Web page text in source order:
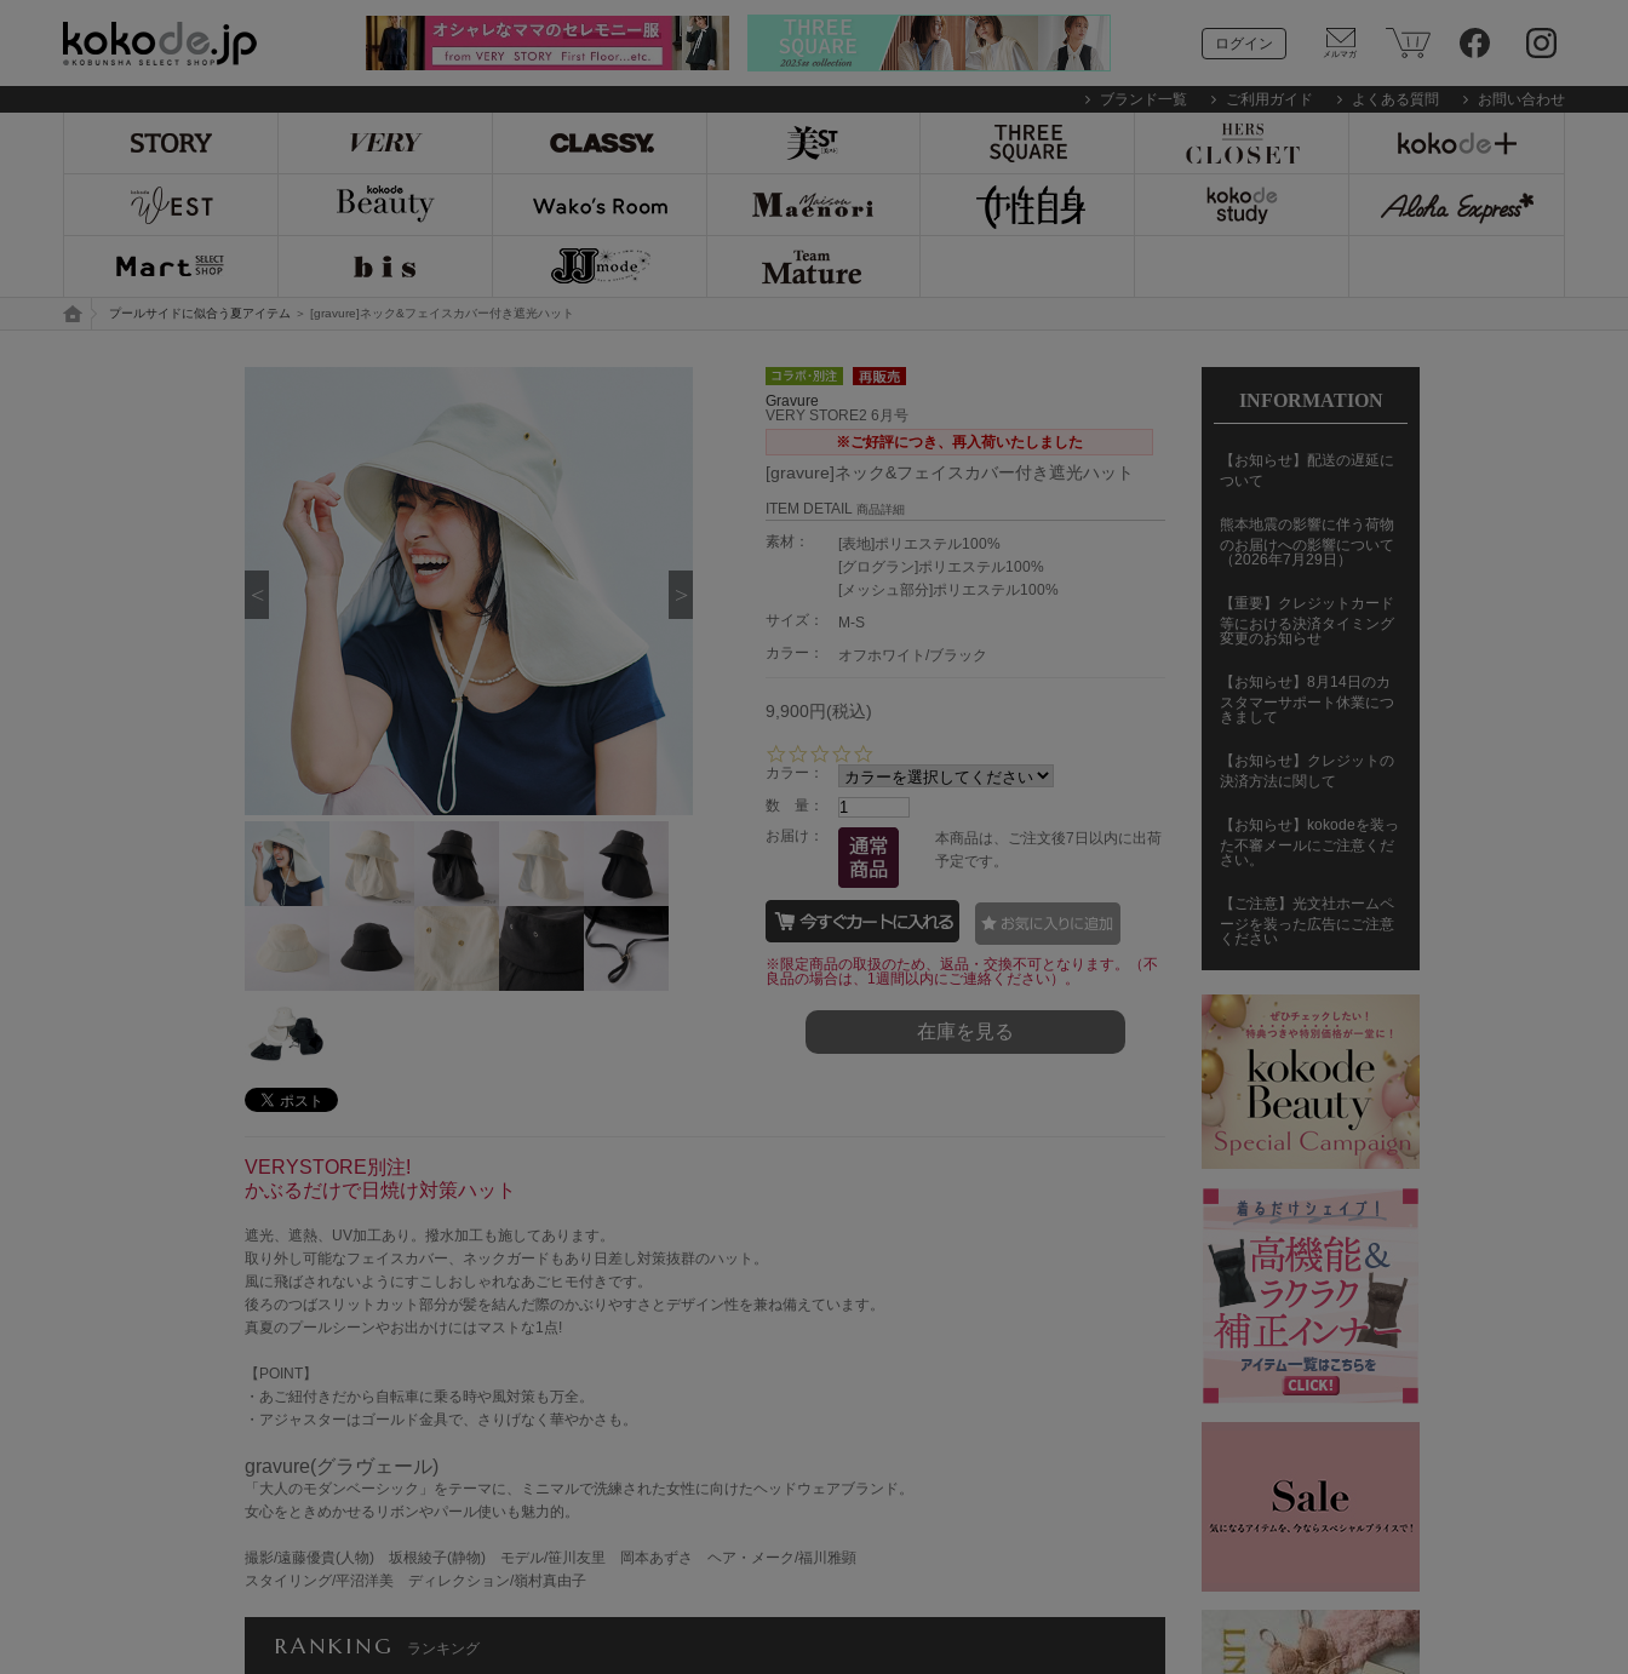
ログイン
ブランド一覧 ご利用ガイド よくある質問 お問い合わせ
トップページ
プールサイドに似合う夏アイテム ＞ [gravure]ネック&フェイスカバー付き遮光ハット
Gravure
VERY STORE2 6月号
※ご好評につき、再入荷いたしました
[gravure]ネック&フェイスカバー付き遮光ハット
ITEM DETAIL 商品詳細
素材：
[表地]ポリエステル100%
[グログラン]ポリエステル100%
[メッシュ部分]ポリエステル100%
サイズ：
M-S
カラー：
オフホワイト/ブラック
9,900円(税込)
0
s
t
a
r
r
a
t
i
n
g
カラー：
数 量：
お届け：
本商品は、ご注文後7日以内に出荷
予定です。
※限定商品の取扱のため、返品・交換不可となります。（不
良品の場合は、1週間以内にご連絡ください）。
在庫を見る
VERYSTORE別注!
かぶるだけで日焼け対策ハット
遮光、遮熱、UV加工あり。撥水加工も施してあります。
取り外し可能なフェイスカバー、ネックガードもあり日差し対策抜群のハット。
風に飛ばされないようにすこしおしゃれなあごヒモ付きです。
後ろのつばスリットカット部分が髪を結んだ際のかぶりやすさとデザイン性を兼ね備えています。
真夏のプールシーンやお出かけにはマストな1点!
【POINT】
・あご紐付きだから自転車に乗る時や風対策も万全。
・アジャスターはゴールド金具で、さりげなく華やかさも。
gravure(グラヴェール)
「大人のモダンベーシック」をテーマに、ミニマルで洗練された女性に向けたヘッドウェアブランド。
女心をときめかせるリボンやパール使いも魅力的。
撮影/遠藤優貴(人物) 坂根綾子(静物) モデル/笹川友里 岡本あずさ ヘア・メーク/福川雅顕
スタイリング/平沼洋美 ディレクション/嶺村真由子
RANKING ランキング
INFORMATION
【お知らせ】配送の遅延に
ついて
熊本地震の影響に伴う荷物
のお届けへの影響について
（2026年7月29日）
【重要】クレジットカード
等における決済タイミング
変更のお知らせ
【お知らせ】8月14日のカ
スタマーサポート休業につ
きまして
【お知らせ】クレジットの
決済方法に関して
【お知らせ】kokodeを装っ
た不審メールにご注意くだ
さい。
【ご注意】光文社ホームペ
ージを装った広告にご注意
ください